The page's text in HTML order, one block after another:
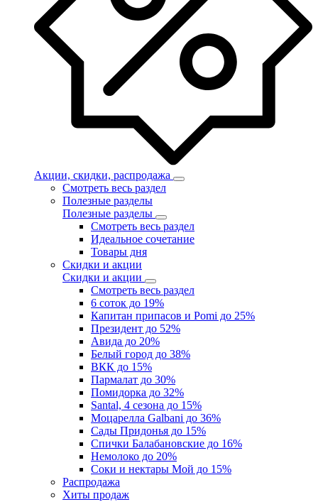
Акции, скидки, распродажа
Смотреть весь раздел
Полезные разделы
Полезные разделы
Смотреть весь раздел
Идеальное сочетание
Товары дня
Скидки и акции
Скидки и акции
Смотреть весь раздел
6 соток до 19%
Капитан припасов и Pomi до 25%
Президент до 52%
Авида до 20%
Белый город до 38%
ВКК до 15%
Пармалат до 30%
Помидорка до 32%
Santal, 4 сезона до 15%
Моцарелла Galbani до 36%
Сады Придонья до 15%
Спички Балабановские до 16%
Немолоко до 20%
Соки и нектары Мой до 15%
Распродажа
Хиты продаж